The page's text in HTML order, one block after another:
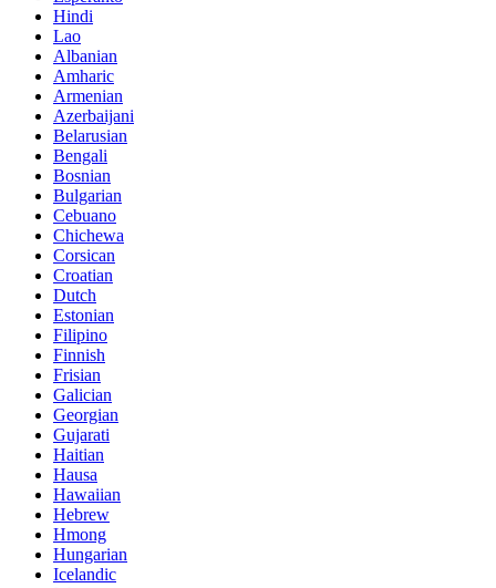
Hindi
Lao
Albanian
Amharic
Armenian
Azerbaijani
Belarusian
Bengali
Bosnian
Bulgarian
Cebuano
Chichewa
Corsican
Croatian
Dutch
Estonian
Filipino
Finnish
Frisian
Galician
Georgian
Gujarati
Haitian
Hausa
Hawaiian
Hebrew
Hmong
Hungarian
Icelandic